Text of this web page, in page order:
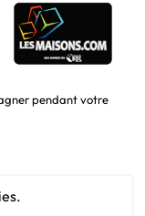
dans le